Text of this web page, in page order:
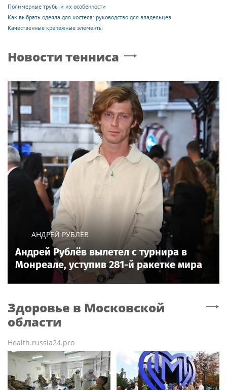
Полимерные трубы и их особенности
Как выбрать одеяла для хостела: руководство для владельцев
Качественные крепежные элементы
Новости тенниса
АНДРЕЙ РУБЛЁВ
Андрей Рублёв вылетел с турнира в
Монреале, уступив 281-й ракетке мира
Здоровье в Московской
области
Health.russia24.pro